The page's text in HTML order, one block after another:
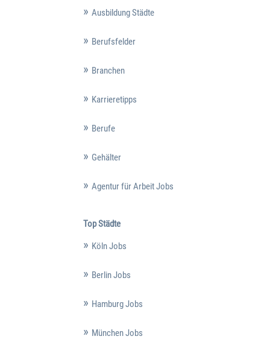
Ausbildung Städte
Berufsfelder
Branchen
Karrieretipps
Berufe
Gehälter
Agentur für Arbeit Jobs
Top Städte
Köln Jobs
Berlin Jobs
Hamburg Jobs
München Jobs